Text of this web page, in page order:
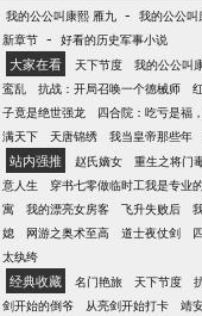
我的公公叫康熙 雁九 - 我的公公
新章节 - 好看的历史军事小说
大家在看 天下节度 我的公公叫
鸾乱
抗战：开局召唤一个德械师
子竟是绝世强龙
四合院：吃亏是福
满天下
天唐锦绣 我当皇帝那些年
站内强推 赵氏嫡女 重生之将门
意人生
穿书七零做临时工我是专业
寓
我的漂亮女房客 飞升失败后
媳
网游之奥术至高 道士夜仗剑
太纨绔
经典收藏 名门艳旅 天下节度
剑开始的倒爷
从亮剑开始打卡 靖